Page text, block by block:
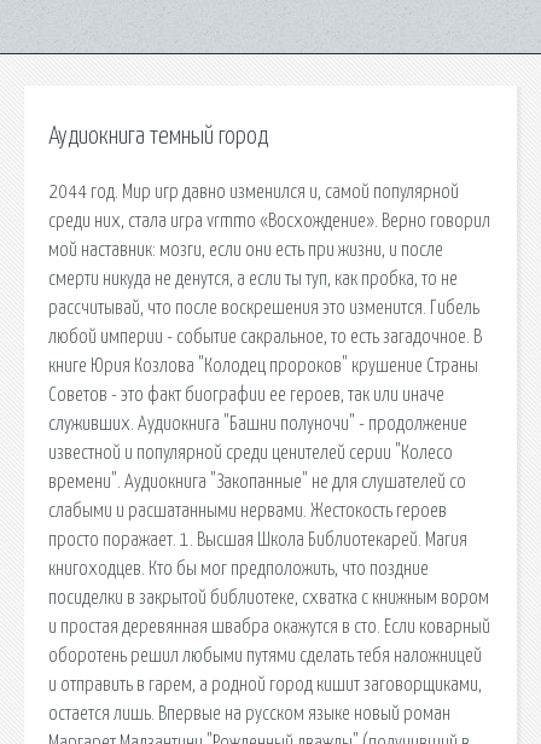
Аудиокнига темный город
2044 год. Мир игр давно изменился и, самой популярной
среди них, стала игра vrmmo «Восхождение». Верно говорил
мой наставник: мозги, если они есть при жизни, и после
смерти никуда не денутся, а если ты туп, как пробка, то не
рассчитывай, что после воскрешения это изменится. Гибель
любой империи - событие сакральное, то есть загадочное. В
книге Юрия Козлова "Колодец пророков" крушение Страны
Советов - это факт биографии ее героев, так или иначе
служивших. Аудиокнига "Башни полуночи" - продолжение
известной и популярной среди ценителей серии "Колесо
времени". Аудиокнига "Закопанные" не для слушателей со
слабыми и расшатанными нервами. Жестокость героев
просто поражает. 1. Высшая Школа Библиотекарей. Магия
книгоходцев. Кто бы мог предположить, что поздние
посиделки в закрытой библиотеке, схватка с книжным вором
и простая деревянная швабра окажутся в сто. Если коварный
оборотень решил любыми путями сделать тебя наложницей
и отправить в гарем, а родной город кишит заговорщиками,
остается лишь. Впервые на русском языке новый роман